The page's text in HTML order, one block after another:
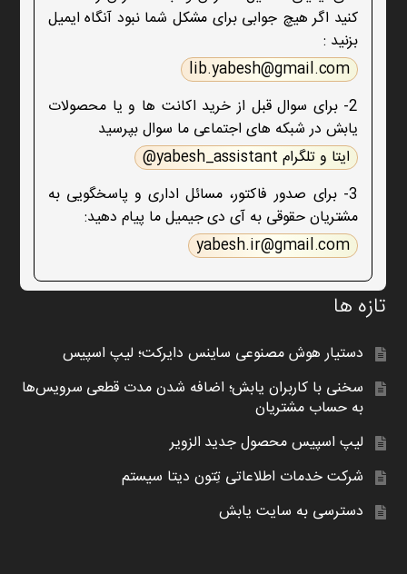
کنید اگر هیچ جوابی برای مشکل شما نبود آنگاه ایمیل
بزنید :
lib.yabesh@gmail.com
2- برای سوال قبل از خرید اکانت ها و یا محصولات
یابش در شبکه های اجتماعی ما سوال بپرسید
ایتا و تلگرام yabesh_assistant@
3- برای صدور فاکتور، مسائل اداری و پاسخگویی به
مشتریان حقوقی به آی دی جیمیل ما پیام دهید:
yabesh.ir@gmail.com
تازه ها
دستیار هوش مصنوعی ساینس دایرکت؛ لیپ اسپیس
سخنی با کاربران یابش؛ اضافه شدن مدت قطعی سرویس‌ها
به حساب مشتریان
لیپ اسپیس محصول جدید الزویر
شرکت خدمات اطلاعاتی تِتون دیتا سیستم
دسترسی به سایت یابش